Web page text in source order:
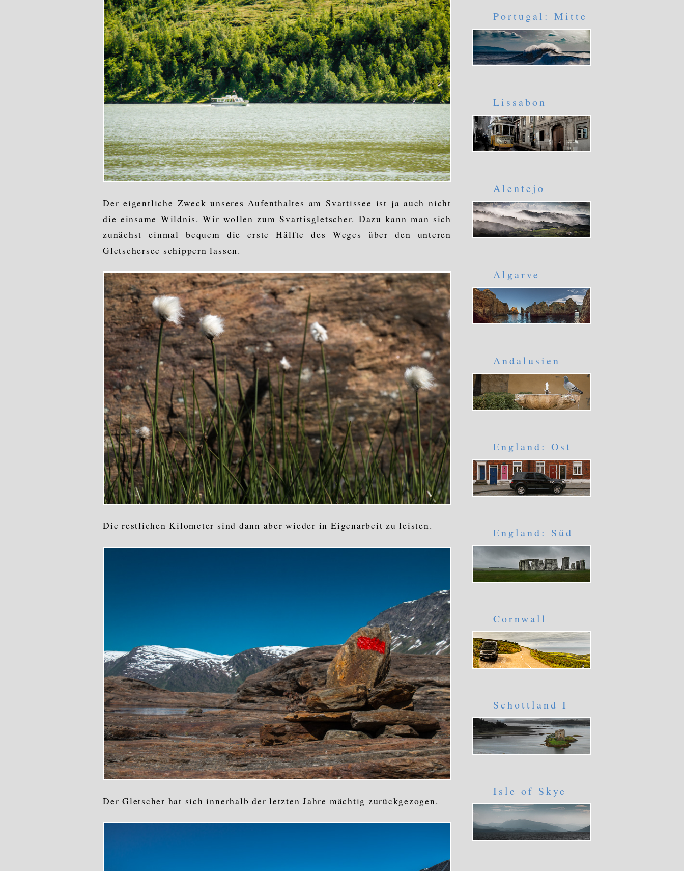
Der eigentliche Zweck unseres Aufenthaltes am Svartissee ist ja auch nicht
die einsame Wildnis. Wir wollen zum Svartisgletscher. Dazu kann man sich
zunächst einmal bequem die erste Hälfte des Weges über den unteren
Gletschersee schippern lassen.
Die restlichen Kilometer sind dann aber wieder in Eigenarbeit zu leisten.
Der Gletscher hat sich innerhalb der letzten Jahre mächtig zurückgezogen.
Portugal: Mitte
Lissabon
Alentejo
Algarve
Andalusien
England: Ost
England: Süd
Cornwall
Schottland I
Isle of Skye